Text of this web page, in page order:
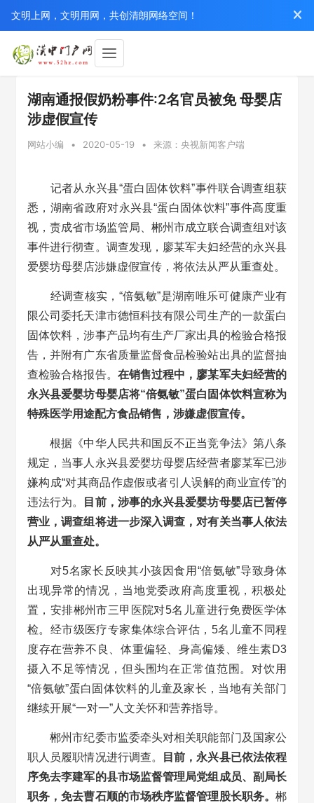
文明上网，文明用网，共创清朗网络空间！
湖南通报假奶粉事件:2名官员被免 母婴店
涉虚假宣传
网站小编 • 2020-05-19 • 来源：央视新闻客户端
记者从永兴县“蛋白固体饮料”事件联合调查组获
悉，湖南省政府对永兴县“蛋白固体饮料”事件高度重
视，责成省市场监管局、郴州市成立联合调查组对该
事件进行彻查。调查发现，廖某军夫妇经营的永兴县
爱婴坊母婴店涉嫌虚假宣传，将依法从严从重查处。
经调查核实，“倍氨敏”是湖南唯乐可健康产业有
限公司委托天津市德恒科技有限公司生产的一款蛋白
固体饮料，涉事产品均有生产厂家出具的检验合格报
告，并附有广东省质量监督食品检验站出具的监督抽
查检验合格报告。 在销售过程中，廖某军夫妇经营的
永兴县爱婴坊母婴店将“倍氨敏”蛋白固体饮料宣称为
特殊医学用途配方食品销售，涉嫌虚假宣传。
根据《中华人民共和国反不正当竞争法》第八条
规定，当事人永兴县爱婴坊母婴店经营者廖某军已涉
嫌构成“对其商品作虚假或者引人误解的商业宣传”的
违法行为。
目前，涉事的永兴县爱婴坊母婴店已暂停
营业，调查组将进一步深入调查，对有关当事人依法
从严从重查处。
对5名家长反映其小孩因食用“倍氨敏”导致身体
出现异常的情况，当地党委政府高度重视，积极处
置，安排郴州市三甲医院对5名儿童进行免费医学体
检。经市级医疗专家集体综合评估，5名儿童不同程
度存在营养不良、体重偏轻、身高偏矮、维生素D3
摄入不足等情况，但头围均在正常值范围。对饮用
“倍氨敏”蛋白固体饮料的儿童及家长，当地有关部门
继续开展“一对一”人文关怀和营养指导。
郴州市纪委市监委牵头对相关职能部门及国家公
职人员履职情况进行调查。
目前，永兴县已依法依程
序免去李建军的县市场监督管理局党组成员、副局长
职务，免去曹石顺的市场秩序监督管理股长职务。 郴